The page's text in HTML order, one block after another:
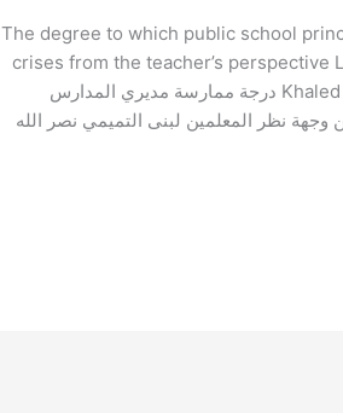
The degree to which public school
crises from the teacher’s perspective
Khaled Abu-Asbah Arab American University || Palestine درجة ممارسة مديري المدارس
نظر المعلمين لبنى التميمي نصر الله